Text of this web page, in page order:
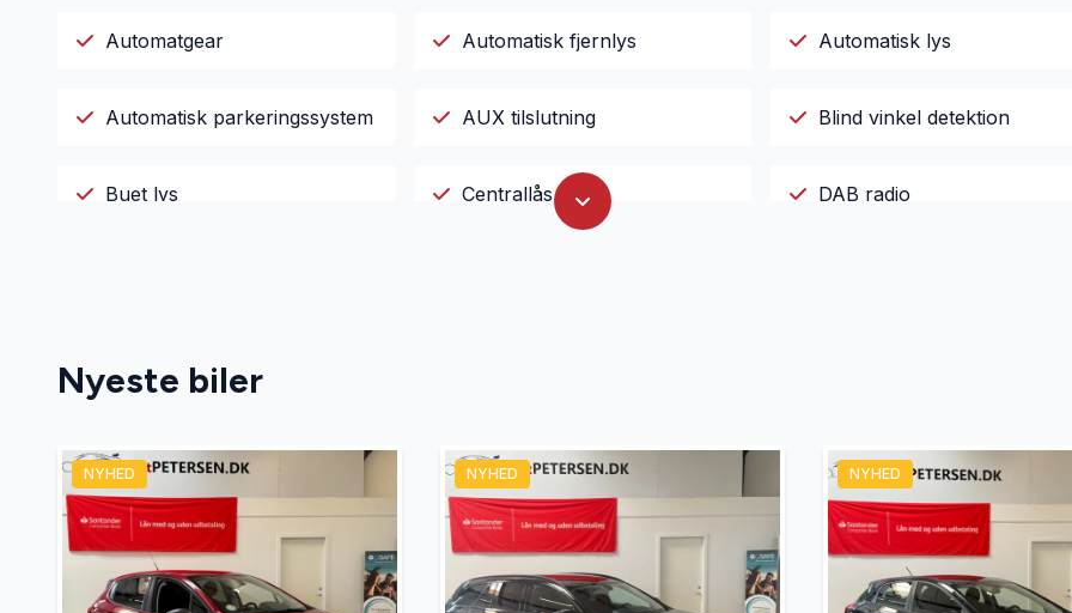
Automatgear Automatisk fjernlys Automatisk lys
Automatisk parkeringssystem AUX tilslutning Blind vinkel detektion
Buet lys Centrallås DAB radio
Kørecomputer LED kørelys Lygtevasker
Læderrat Lædersæder Musikstreaming via
Nyeste biler
NYHED NYHED NYHED